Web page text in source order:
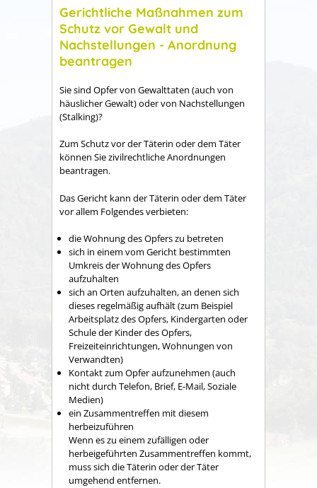
Gerichtliche Maßnahmen zum
Schutz vor Gewalt und
Nachstellungen - Anordnung
beantragen
Sie sind Opfer von Gewalttaten (auch von
häuslicher Gewalt) oder von Nachstellungen
(Stalking)?
Zum Schutz vor der Täterin oder dem Täter
können Sie zivilrechtliche Anordnungen
beantragen.
Das Gericht kann der Täterin oder dem Täter
vor allem Folgendes verbieten:
die Wohnung des Opfers zu betreten
sich in einem vom Gericht bestimmten
Umkreis der Wohnung des Opfers
aufzuhalten
sich an Orten aufzuhalten, an denen sich
dieses regelmäßig aufhält(zum Beispiel
Arbeitsplatz des Opfers, Kindergarten oder
Schule der Kinder des Opfers,
Freizeiteinrichtungen, Wohnungen von
Verwandten)
Kontakt zum Opfer aufzunehmen (auch
nicht durch Telefon, Brief, E-Mail, Soziale
Medien)
ein Zusammentreffen mit diesem
herbeizuführen
Wenn es zu einem zufälligen oder
herbeigeführten Zusammentreffen kommt,
muss sich die Täterin oder der Täter
umgehend entfernen.